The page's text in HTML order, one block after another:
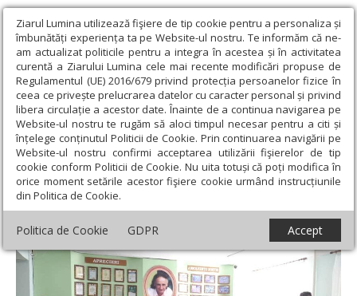
Ziarul Lumina utilizează fişiere de tip cookie pentru a personaliza și
îmbunătăți experiența ta pe Website-ul nostru. Te informăm că ne-
am actualizat politicile pentru a integra în acestea și în activitatea
curentă a Ziarului Lumina cele mai recente modificări propuse de
Regulamentul (UE) 2016/679 privind protecția persoanelor fizice în
ceea ce privește prelucrarea datelor cu caracter personal și privind
libera circulație a acestor date. Înainte de a continua navigarea pe
Website-ul nostru te rugăm să aloci timpul necesar pentru a citi și
înțelege conținutul Politicii de Cookie. Prin continuarea navigării pe
Website-ul nostru confirmi acceptarea utilizării fişierelor de tip
cookie conform Politicii de Cookie. Nu uita totuși că poți modifica în
orice moment setările acestor fişiere cookie urmând instrucțiunile
din Politica de Cookie.
Politica de Cookie GDPR Accept
Ziarul Lumina › Filantropie › Episcopia de Bălţi donează elevilor,
la început de an şcolar, 100 de tablete
Episcopia de Bălţi donează elevilor, la
început de an şcolar, 100 de tablete